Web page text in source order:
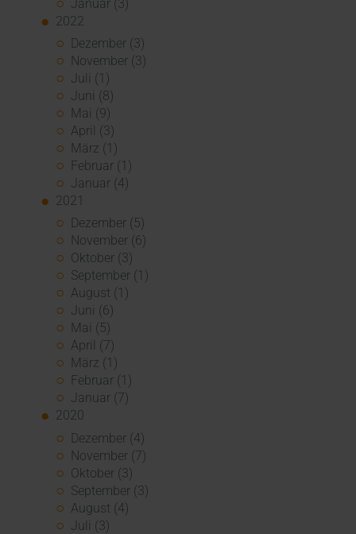
Januar (3)
2022
Dezember (3)
November (3)
Juli (1)
Juni (8)
Mai (9)
April (3)
März (1)
Februar (1)
Januar (4)
2021
Dezember (5)
November (6)
Oktober (3)
September (1)
August (1)
Juni (6)
Mai (5)
April (7)
März (1)
Februar (1)
Januar (7)
2020
Dezember (4)
November (7)
Oktober (3)
September (3)
August (4)
Juli (3)